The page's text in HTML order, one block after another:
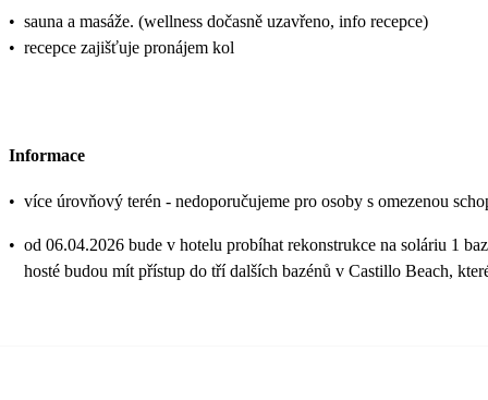
• sauna a masáže. (wellness dočasně uzavřeno, info recepce)
• recepce zajišťuje pronájem kol
Informace
• více úrovňový terén - nedoporučujeme pro osoby s omezenou
• od 06.04.2026 bude v hotelu probíhat rekonstrukce na soláriu 1
hosté budou mít přístup do tří dalších bazénů v Castillo Beach,